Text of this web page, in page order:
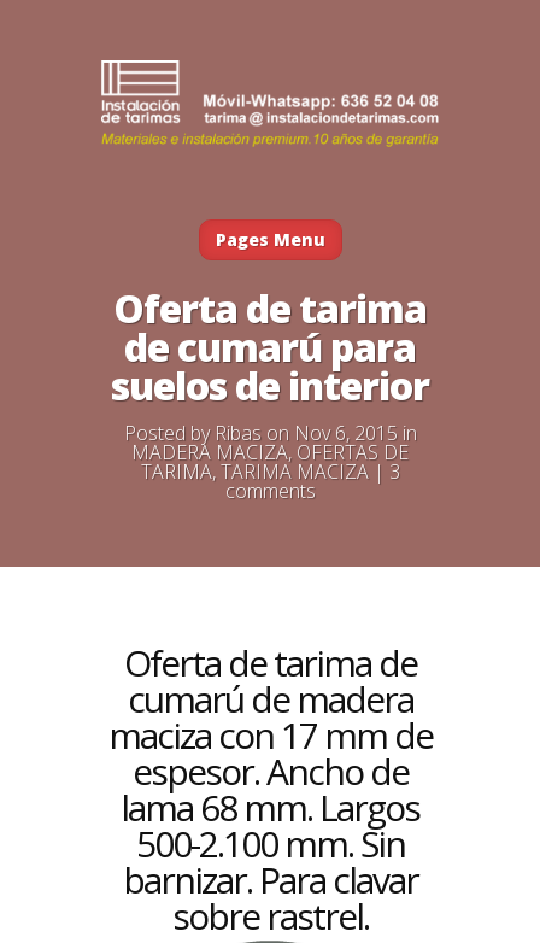
Pages Menu
Oferta de tarima
de cumarú para
suelos de interior
Posted by Ribason Nov 6, 2015 in
MADERA MACIZA, OFERTAS DE
TARIMA,TARIMA MACIZA| 3
comments
Oferta de tarima de
cumarú de madera
maciza con 17 mm de
espesor. Ancho de
lama 68 mm. Largos
500-2.100 mm. Sin
barnizar. Para clavar
sobre rastrel.